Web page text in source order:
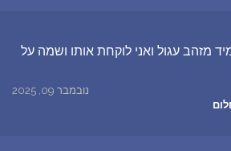
מזהב עגול ואני לוקחת אותו ושמה על
נובמבר 09, 2025